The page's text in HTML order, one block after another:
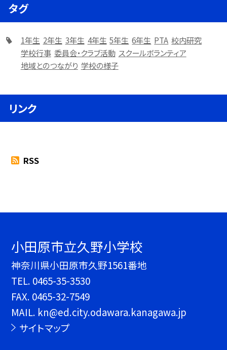
タグ
1年生 2年生 3年生 4年生 5年生 6年生 PTA 校内研究
学校行事 委員会・クラブ活動 スクールボランティア
地域とのつながり 学校の様子
リンク
RSS
小田原市立久野小学校
神奈川県小田原市久野1561番地
TEL. 0465-35-3530
FAX. 0465-32-7549
MAIL. kn@ed.city.odawara.kanagawa.jp
サイトマップ